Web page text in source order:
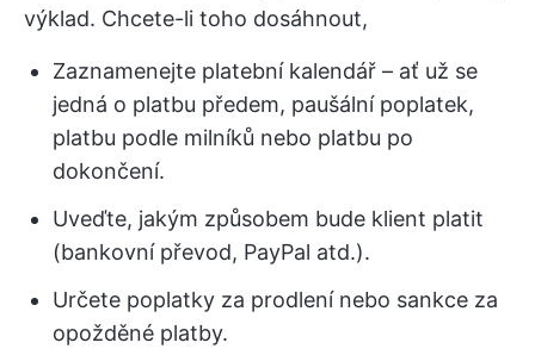
výklad. Chcete-li toho dosáhnout,
Zaznamenejte platební kalendář – ať už se
jedná o platbu předem, paušální poplatek,
platbu podle milníků nebo platbu po
dokončení.
Uveďte, jakým způsobem bude klient platit
(bankovní převod, PayPal atd.).
Určete poplatky za prodlení nebo sankce za
opožděné platby.